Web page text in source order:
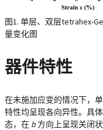
图1. 单层、双层tetrahex-
量变化图
器件特性
在未施加应变的情况下，
特性均呈现各向异性。具
态，在 b 方向上呈现关闭